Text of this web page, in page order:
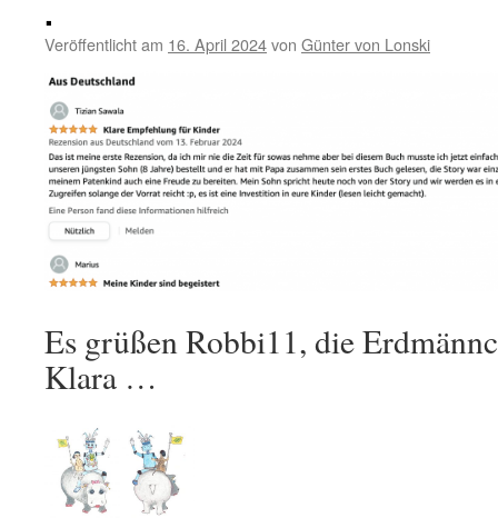
.
Veröffentlicht am 16. April 2024von Günter von Lonski
Es grüßen Robbi11, die
Klara …